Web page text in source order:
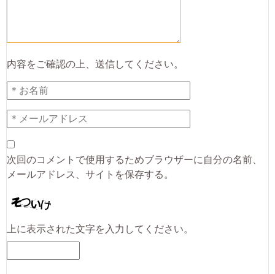
内容をご確認の上、送信してください。
次回のコメントで使用するためブラウザーに自分の名前、
メールアドレス、サイトを保存する。
上に表示された文字を入力してください。